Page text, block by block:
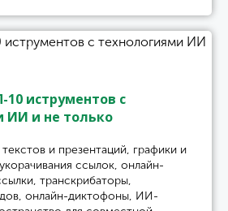
иструментов с
ИИ и не только
и презентаций, графики и
ссылок, онлайн-
транскрибаторы,
онлайн-диктофоны, ИИ-